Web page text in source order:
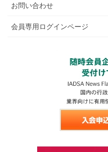
お問い合わせ
会員専用ログインページ